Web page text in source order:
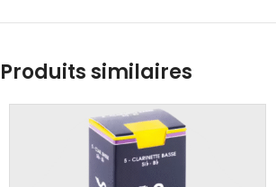
Produits similaires